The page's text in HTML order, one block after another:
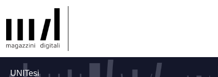
UNITesi